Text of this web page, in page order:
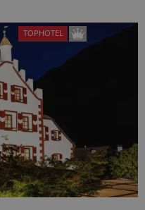
TOPHOTEL